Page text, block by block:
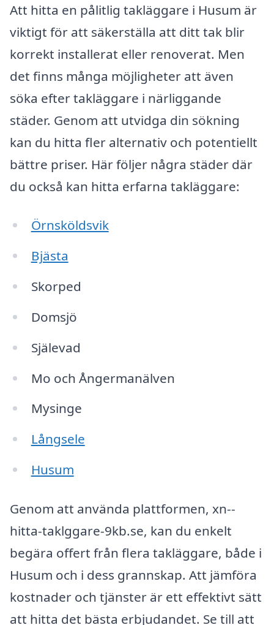
Att hitta en pålitlig takläggare i Husum är
viktigt för att säkerställa att ditt tak blir
korrekt installerat eller renoverat. Men
det finns många möjligheter att även
söka efter takläggare i närliggande
städer. Genom att utvidga din sökning
kan du hitta fler alternativ och potentiellt
bättre priser. Här följer några städer där
du också kan hitta erfarna takläggare:
Örnsköldsvik
Bjästa
Skorped
Domsjö
Själevad
Mo och Ångermanälven
Mysinge
Långsele
Husum
Genom att använda plattformen, xn--
hitta-taklggare-9kb.se, kan du enkelt
begära offert från flera takläggare, både i
Husum och i dess grannskap. Att jämföra
kostnader och tjänster är ett effektivt sätt
att hitta det bästa erbjudandet. Se till att